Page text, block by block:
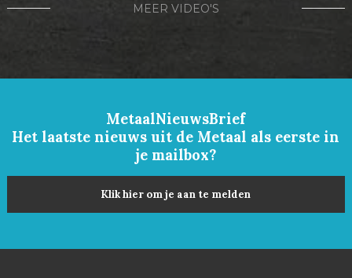
MEER VIDEO'S
MetaalNieuwsBrief
Het laatste nieuws uit de Metaal als eerste in
je mailbox?
Klik hier om je aan te melden